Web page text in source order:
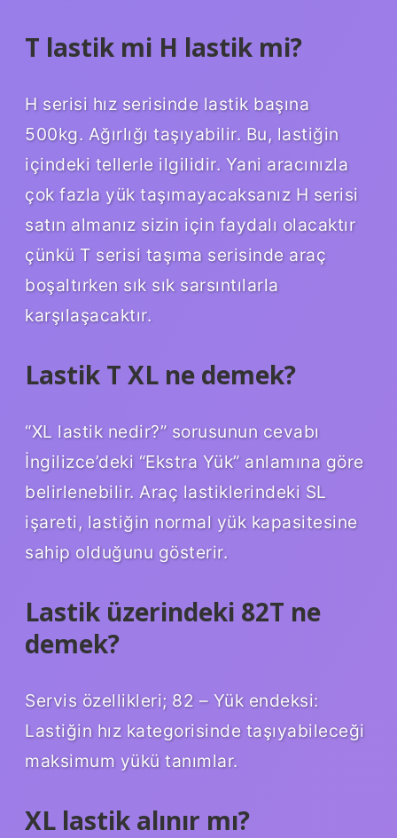
T lastik mi H lastik mi?
H serisi hız serisinde lastik başına
500kg. Ağırlığı taşıyabilir. Bu, lastiğin
içindeki tellerle ilgilidir. Yani aracınızla
çok fazla yük taşımayacaksanız H serisi
satın almanız sizin için faydalı olacaktır
çünkü T serisi taşıma serisinde araç
boşaltırken sık sık sarsıntılarla
karşılaşacaktır.
Lastik T XL ne demek?
“XL lastik nedir?” sorusunun cevabı
İngilizce’deki “Ekstra Yük” anlamına göre
belirlenebilir. Araç lastiklerindeki SL
işareti, lastiğin normal yük kapasitesine
sahip olduğunu gösterir.
Lastik üzerindeki 82T ne
demek?
Servis özellikleri; 82 – Yük endeksi:
Lastiğin hız kategorisinde taşıyabileceği
maksimum yükü tanımlar.
XL lastik alınır mı?